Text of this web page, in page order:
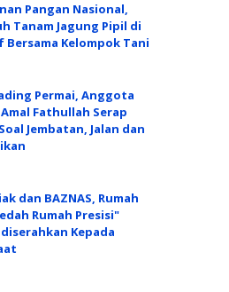
Pangan Nasional,
Tanam Jagung Pipil di
Kelompok Tani
Permai, Anggota
Amal Fathullah Serap
Jembatan, Jalan dan
dan BAZNAS, Rumah
Rumah Presisi"
Kepada